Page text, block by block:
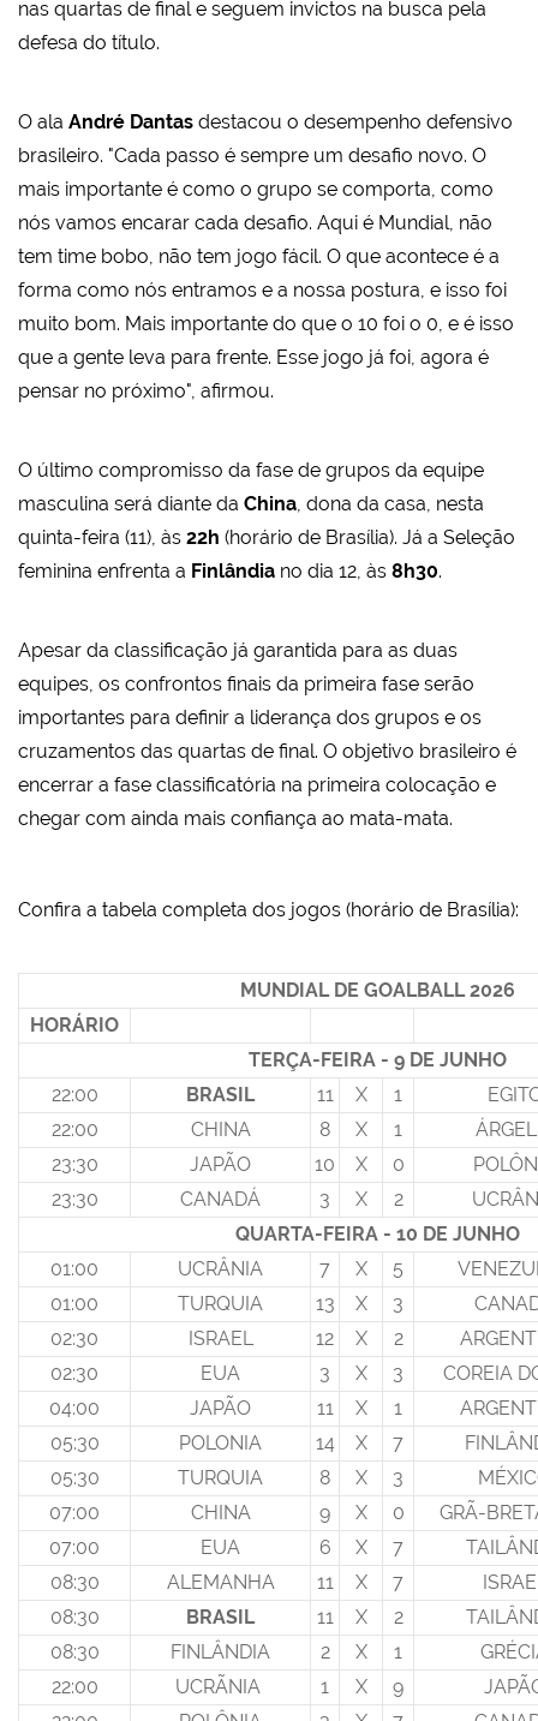
nas quartas de final e seguem invictos na busca pela
defesa do título.
O ala André Dantas destacou o desempenho defensivo
brasileiro. "Cada passo é sempre um desafio novo. O
mais importante é como o grupo se comporta, como
nós vamos encarar cada desafio. Aqui é Mundial, não
tem time bobo, não tem jogo fácil. O que acontece é a
forma como nós entramos e a nossa postura, e isso foi
muito bom. Mais importante do que o 10 foi o 0, e é isso
que a gente leva para frente. Esse jogo já foi, agora é
pensar no próximo", afirmou.
O último compromisso da fase de grupos da equipe
masculina será diante da China, dona da casa, nesta
quinta-feira (11), às 22h (horário de Brasília). Já a Seleção
feminina enfrenta a Finlândia no dia 12, às 8h30.
Apesar da classificação já garantida para as duas
equipes, os confrontos finais da primeira fase serão
importantes para definir a liderança dos grupos e os
cruzamentos das quartas de final. O objetivo brasileiro é
encerrar a fase classificatória na primeira colocação e
chegar com ainda mais confiança ao mata-mata.
Confira a tabela completa dos jogos (horário de Brasília):
MUNDIAL DE GOALBALL 2026
HORÁRIO
TERÇA-FEIRA - 9 DE JUNHO
22:00
BRASIL 11 X 1
22:00
CHINA 8 X 1
23:30
JAPÃO 10 X 0
23:30
CANADÁ 3 X 2
QUARTA-FEIRA - 10 DE JUNHO
01:00
UCRÂNIA 7 X 5
01:00
TURQUIA 13 X 3
02:30
ISRAEL 12 X 2
02:30
EUA 3 X 3
COREIA
04:00
JAPÃO 11 X 1
05:30
POLONIA 14 X 7
05:30
TURQUIA 8 X 3
07:00
CHINA 9 X 0
GRÃ-
07:00
EUA 6 X 7
08:30
ALEMANHA 11 X 7
08:30
BRASIL 11 X 2
08:30
FINLÂNDIA 2 X 1
22:00
UCRÃNIA 1 X 9